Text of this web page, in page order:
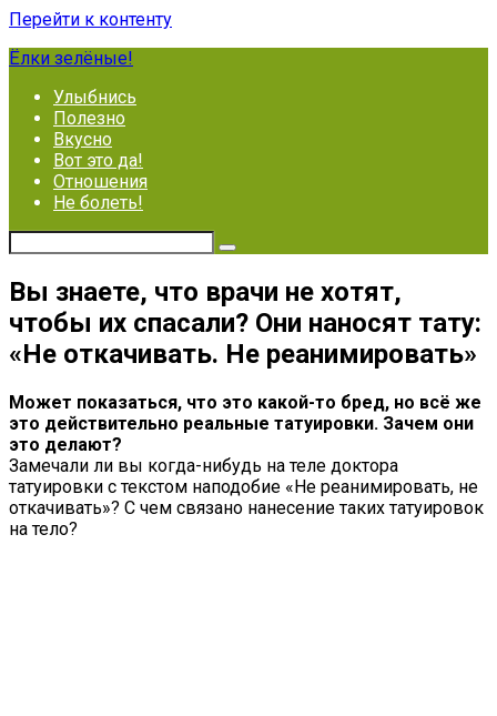
Перейти к контенту
Ёлки зелёные!
Улыбнись
Полезно
Вкусно
Вот это да!
Отношения
Не болеть!
Вы знаете, что врачи не хотят,
чтобы их спасали? Они наносят тату:
«Не откачивать. Не реанимировать»
Может показаться, что это какой-то бред, но всё же
это действительно реальные татуировки. Зачем они
это делают?
Замечали ли вы когда-нибудь на теле доктора
татуировки с текстом наподобие «Не реанимировать, не
откачивать»? С чем связано нанесение таких татуировок
на тело?